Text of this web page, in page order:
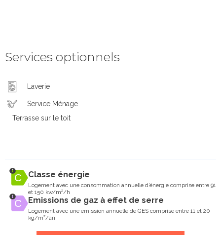
Services optionnels
Laverie
Service Ménage
Terrasse sur le toit
Classe énergie
Logement avec une consommation annuelle d’énergie comprise entre 91
et 150 kw/m²/h
Emissions de gaz à effet de serre
Logement avec une emission annuelle de GES comprise entre 11 et 20
kg/m²/an